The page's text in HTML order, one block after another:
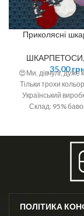
Приколясні
ШКАРПЕТОСИ,
35,00
😍Ми, дівчулі, дуже
Тільки трохи
Український
Склад: 95%
ПОЛІТИКА